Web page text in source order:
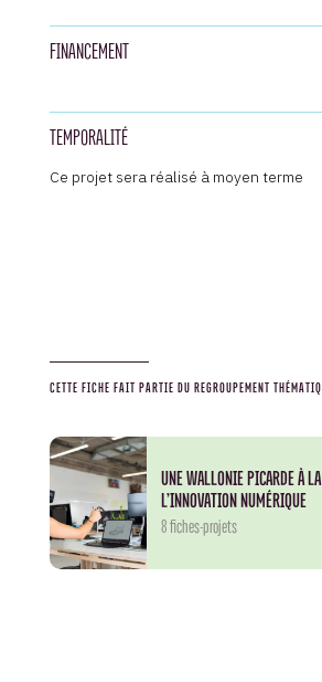
FINANCEMENT
TEMPORALITÉ
Ce projet sera réalisé à moyen terme
CETTE FICHE FAIT PARTIE DU REGROUPEMENT
UNE WALLONIE PICARDE À
L’INNOVATION NUMÉRIQUE
8 fiches-projets